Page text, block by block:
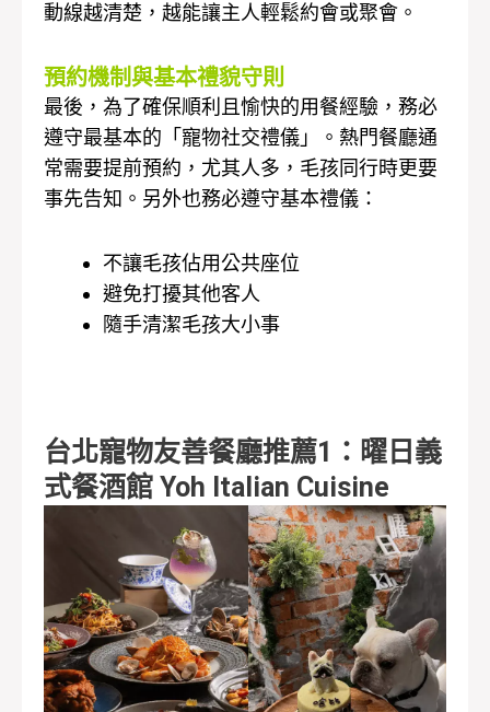
動線越清楚，越能讓主人輕鬆約會或聚會。
預約機制與基本禮貌守則
最後，為了確保順利且愉快的用餐經驗，務必
遵守最基本的「寵物社交禮儀」。熱門餐廳通
常需要提前預約，尤其人多，毛孩同行時更要
事先告知。另外也務必遵守基本禮儀：
不讓毛孩佔用公共座位
避免打擾其他客人
隨手清潔毛孩大小事
台北寵物友善餐廳推薦1：曜日義
式餐酒館 Yoh Italian Cuisine